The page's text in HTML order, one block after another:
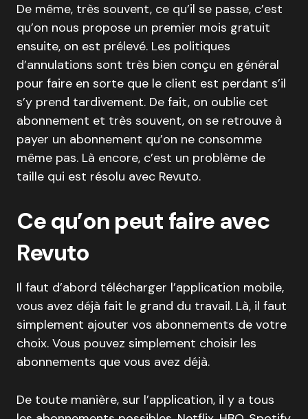
De même, très souvent, ce qu’il se passe, c’est
qu’on nous propose un premier mois gratuit
ensuite, on est prélevé. Les politiques
d’annulations sont très bien conçu en général
pour faire en sorte que le client est perdant s’il
s’y prend tardivement. De fait, on oublie cet
abonnement et très souvent, on se retrouve à
payer un abonnement qu’on ne consomme
même pas. Là encore, c’est un problème de
taille qui est résolu avec Revuto.
Ce qu’on peut faire avec
Revuto
Il faut d’abord télécharger l’application mobile,
vous avez déjà fait le grand du travail. Là, il faut
simplement ajouter vos abonnements de votre
choix. Vous pouvez simplement choisir les
abonnements que vous avez déjà.
De toute manière, sur l’application, il y a tous